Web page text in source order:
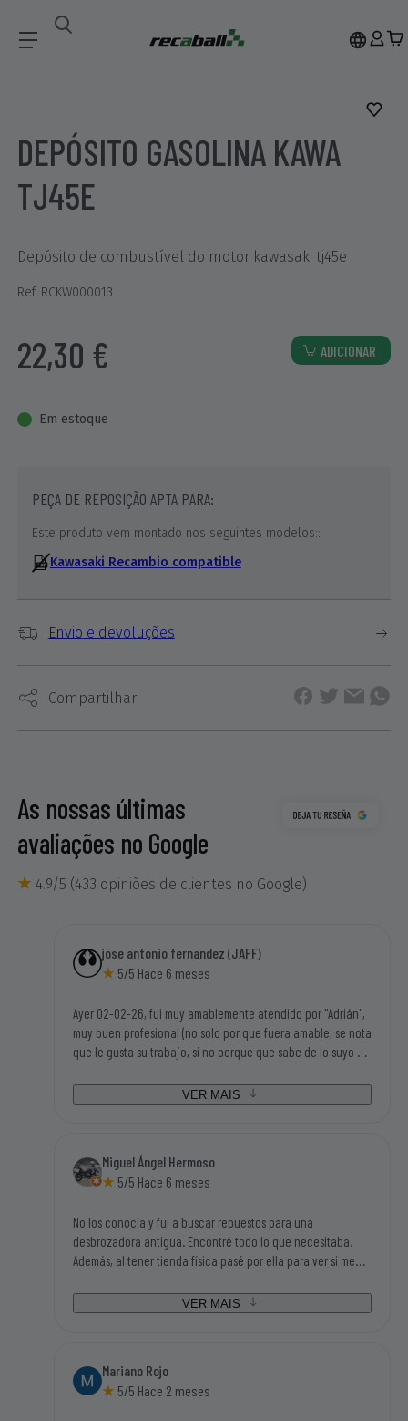
Recambios DEPÓSITO GASOLINA KAWA TJ45E
DEPÓSITO GASOLINA KAWA
TJ45E
Depósito de combustível do motor kawasaki tj45e
Ref. RCKW000013
22,30 € ADICIONAR
Em estoque
PEÇA DE REPOSIÇÃO APTA PARA:
Este produto vem montado nos seguintes modelos::
Kawasaki Recambio compatible
Envio e devoluções
Compartilhar
As nossas últimas
avaliações no Google
4.9/5 (433 opiniões de clientes no Google)
jose antonio fernandez (JAFF)
5/5 Hace 6 meses
Ayer 02-02-26, fui muy amablemente atendido por "Adrián",
muy buen profesional (no solo por que fuera amable, se nota
que le gusta su trabajo, si no porque que sabe de lo suyo y
disponian de los repuestos que necesitaba para poder
seguir utilizandola. Tampoco me parecieron caros los
piezas que necesitaba y con buen precio). Gracias sin duda
volveré a su tienda.
VER MAIS
Miguel Ángel Hermoso
5/5 Hace 6 meses
No los conocía y fui a buscar repuestos para una
desbrozadora antigua. Encontré todo lo que necesitaba.
Además, al tener tienda física pasé por ella para ver si me
chico que me atendió, me ayudo en todas mis dudas y me
asesoró fenomenal. Además de un trato magnifico. Sin duda,
VER MAIS
Mariano Rojo
5/5 Hace 2 meses